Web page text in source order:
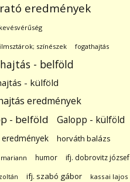
eredmények
színészek fogathajtás
- belföld
- külföld
eredmények
- belföld Galopp - külföld
horváth balázs
humor ifj. dobrovitz józsef
ifj. szabó gábor kassai lajos